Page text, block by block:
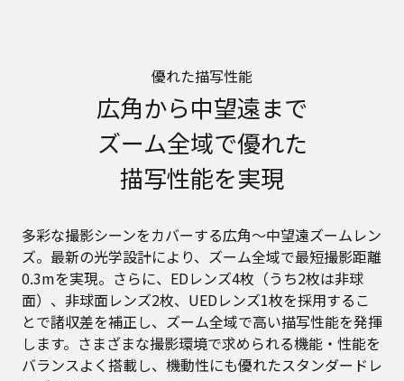
優れた描写性能
広角から中望遠まで
ズーム全域で優れた
描写性能を実現
多彩な撮影シーンをカバーする広角～中望遠ズームレン
ズ。最新の光学設計により、ズーム全域で最短撮影距離
0.3mを実現。さらに、EDレンズ4枚（うち2枚は非球
面）、非球面レンズ2枚、UEDレンズ1枚を採用するこ
とで諸収差を補正し、ズーム全域で高い描写性能を発揮
します。さまざまな撮影環境で求められる機能・性能を
バランスよく搭載し、機動性にも優れたスタンダードレ